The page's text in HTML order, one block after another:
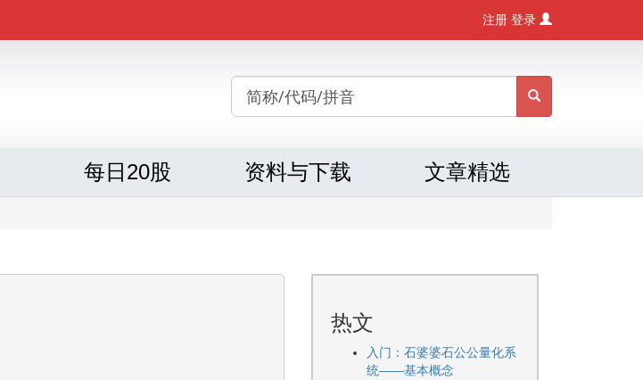
注册 登录
每日20股 资料与下载 文章精选
热文
入门：石婆婆石公公量化系
统——基本概念